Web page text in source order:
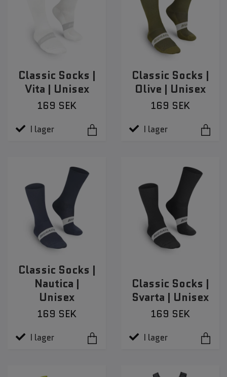
Classic Socks |
Vita | Unisex
169 SEK
I lager
Classic Socks |
Olive | Unisex
169 SEK
I lager
Classic Socks |
Nautica |
Unisex
169 SEK
I lager
Classic Socks |
Svarta | Unisex
169 SEK
I lager